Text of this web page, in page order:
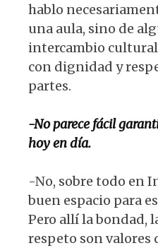
hablo
una aula, sino de
intercambio
con dignidad y
partes.
-No parece fácil
hoy en día.
-No, sobre todo en
buen espacio para
Pero allí la bondad,
respeto son valores